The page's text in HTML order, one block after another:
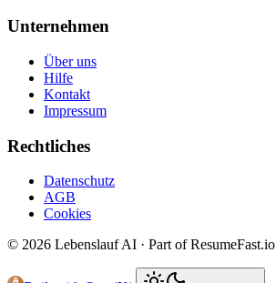
Unternehmen
Über uns
Hilfe
Kontakt
Impressum
Rechtliches
Datenschutz
AGB
Cookies
© 2026 Lebenslauf AI · Part of ResumeFast.io